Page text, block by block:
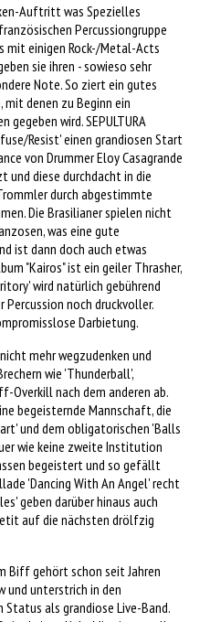
Auftritt was Spezielles
Percussiongruppe
mit einigen Rock-/Metal-Acts
sie ihren - sowieso sehr
Note. So ziert ein gutes
denen zu Beginn ein
wird. SEPULTURA
Resist' einen grandiosen Start
von Drummer Eloy Casagrande
und diese durchdacht in die
durch abgestimmte
Die Brasilianer spielen nicht
was eine gute
ist dann doch auch etwas
"Kairos" ist ein geiler Thrasher,
wird natürlich gebührend
noch druckvoller.
Darbietung.
mehr wegzudenken und
wie 'Thunderball',
Overkill nach dem anderen ab.
begeisternde Mannschaft, die
und dem obligatorischen 'Balls
wie keine zweite Institution
begeistert und so gefällt
'Dancing With An Angel' recht
geben darüber hinaus auch
auf die nächsten drölfzig
Biff gehört schon seit Jahren
und unterstrich in den
Status als grandiose Live-Band.